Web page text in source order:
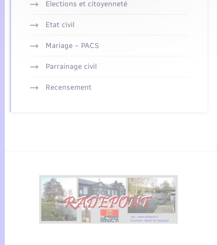
Elections et citoyenneté
Etat civil
Mariage – PACS
Parrainage civil
Recensement